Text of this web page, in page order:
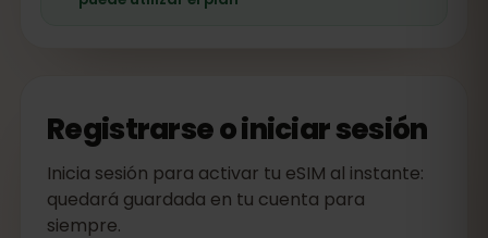
Registrarse o iniciar sesión
Inicia sesión para activar tu eSIM al instante:
quedará guardada en tu cuenta para
siempre.